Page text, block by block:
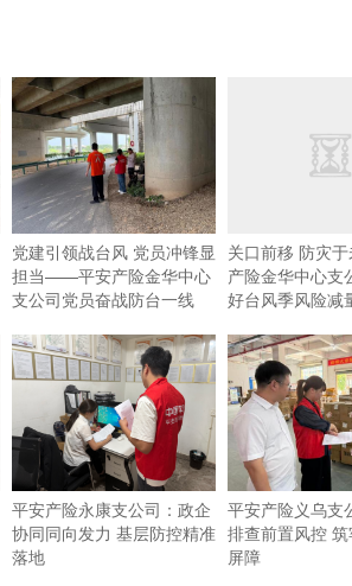
党建引领战台风 党员冲锋显
担当——平安产险金华中心
支公司党员奋战防台一线
关口前移 防灾
产险金华中心支
好台风季风险减
平安产险永康支公司：政企
协同同向发力 基层防控精准
落地
平安产险义乌支
排查前置风控
屏障